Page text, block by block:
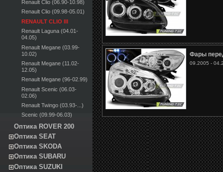
Renault Clio (06.90-10.98)
Renault Clio (09.98-05.01)
RENAULT CLIO III
Renault Laguna (04.01-
04.05)
Renault Megane (03.99-
10.02)
Renault Megane (11.02-
12.05)
Renault Megane (96-02.99)
Renault Scenic (06.03-
02.06)
Renault Twingo (03.93-...)
Scenic (09.99-06.03)
Оптика ROVER 200
Оптика SEAT
Оптика SKODA
Оптика SUBARU
Оптика SUZUKI
Фары
09.2005 -